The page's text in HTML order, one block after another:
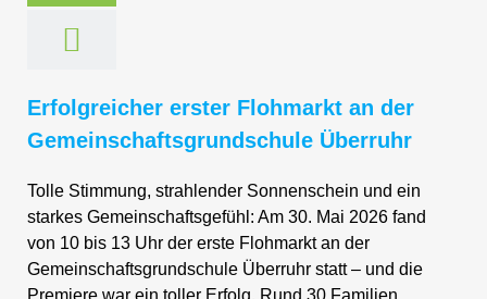
Erfolgreicher erster Flohmarkt an der
Gemeinschaftsgrundschule Überruhr
Tolle Stimmung, strahlender Sonnenschein und ein
starkes Gemeinschaftsgefühl: Am 30. Mai 2026 fand
von 10 bis 13 Uhr der erste Flohmarkt an der
Gemeinschaftsgrundschule Überruhr statt – und die
Premiere war ein toller Erfolg. Rund 30 Familien